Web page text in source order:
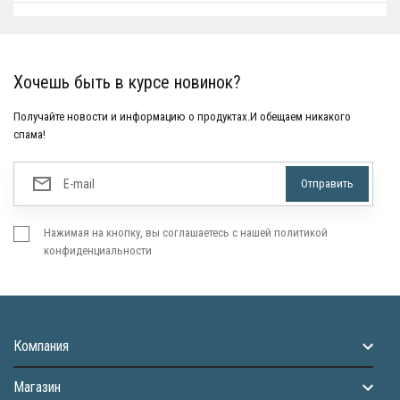
Хочешь быть в курсе новинок?
Получайте новости и информацию о продуктах.И обещаем никакого
спама!
Нажимая на кнопку, вы соглашаетесь с нашей политикой
конфиденциальности
Компания
Магазин